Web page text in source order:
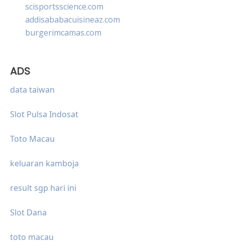
scisportsscience.com
addisababacuisineaz.com
burgerimcamas.com
ADS
data taiwan
Slot Pulsa Indosat
Toto Macau
keluaran kamboja
result sgp hari ini
Slot Dana
toto macau